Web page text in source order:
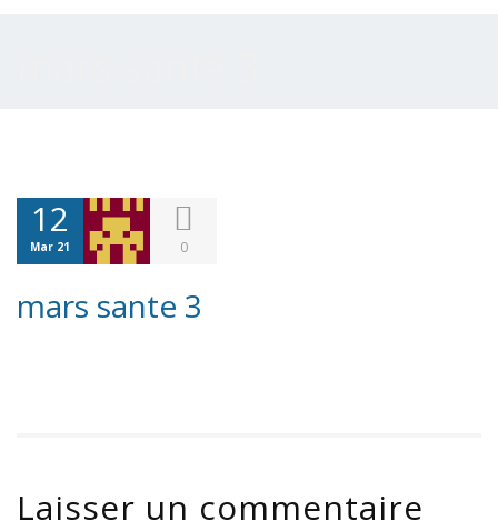
12
Mar 21 0
mars sante 3
Laisser un commentaire